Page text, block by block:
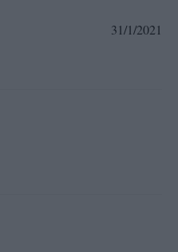
31/1/2021